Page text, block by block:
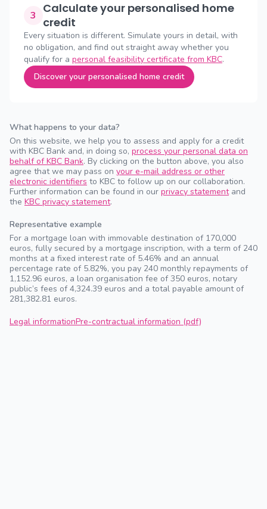
3
Calculate your personalised home
credit
Every situation is different. Simulate yours in detail, with
no obligation, and find out straight away whether you
qualify for a personal feasibility certificate from KBC.
Discover your personalised home credit
What happens to your data?
On this website, we help you to assess and apply for a credit
with KBC Bank and, in doing so, process your personal data on
behalf of KBC Bank. By clicking on the button above, you also
agree that we may pass on your e-mail address or other
electronic identifiers to KBC to follow up on our collaboration.
Further information can be found in our privacy statementand
the KBC privacy statement.
Representative example
For a mortgage loan with immovable destination of 170,000
euros, fully secured by a mortgage inscription, with a term of 240
months at a fixed interest rate of 5.46% and an annual
percentage rate of 5.82%, you pay 240 monthly repayments of
1,152.96 euros, a loan organisation fee of 350 euros, notary
public’s fees of 4,324.39 euros and a total payable amount of
281,382.81 euros.
Legal informationPre-contractual information (pdf)